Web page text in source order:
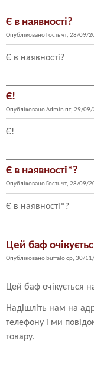
Є в наявності?
Опубліковано Гостьчт, 28/09/
Є в наявності?
Є!
ОпублікованоAdmin пт, 29/09/
Є!
Є в наявності*?
ОпублікованоГостьчт, 28/09/
Є в наявності*?
Цей баф
Опубліковано buffaloср, 30/
Цей баф очікується
Надішліть нам на
телефону і ми
товару.